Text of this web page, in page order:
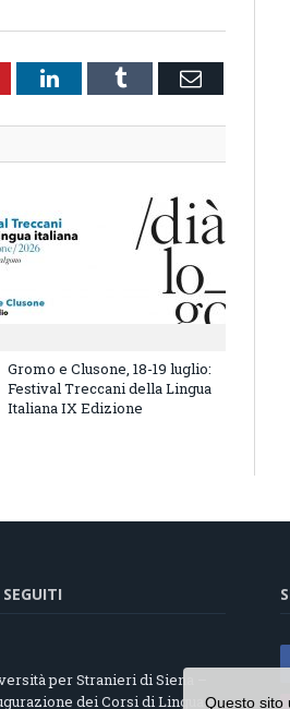
LinkedInTumblr Email
Gromo e Clusone, 18-19 luglio:
Festival Treccani della Lingua
Italiana IX Edizione
per Stranieri di Siena –
dei Corsi di Lingua eQuesto sito